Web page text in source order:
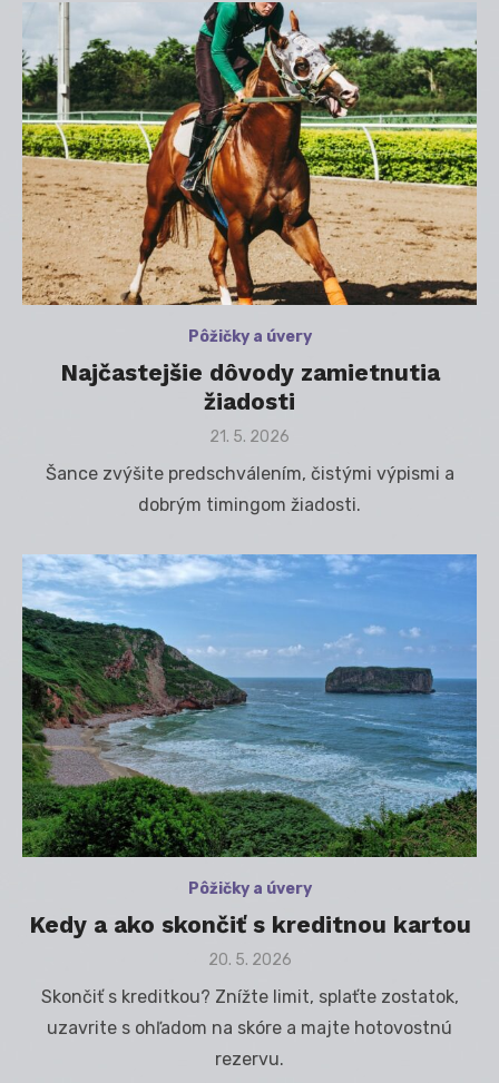
Pôžičky a úvery
Najčastejšie dôvody zamietnutia
žiadosti
Posted
21. 5. 2026
Šance zvýšite predschválením, čistými výpismi a
dobrým timingom žiadosti.
Pôžičky a úvery
Kedy a ako skončiť s kreditnou kartou
Posted
20. 5. 2026
Skončiť s kreditkou? Znížte limit, splaťte zostatok,
uzavrite s ohľadom na skóre a majte hotovostnú
rezervu.